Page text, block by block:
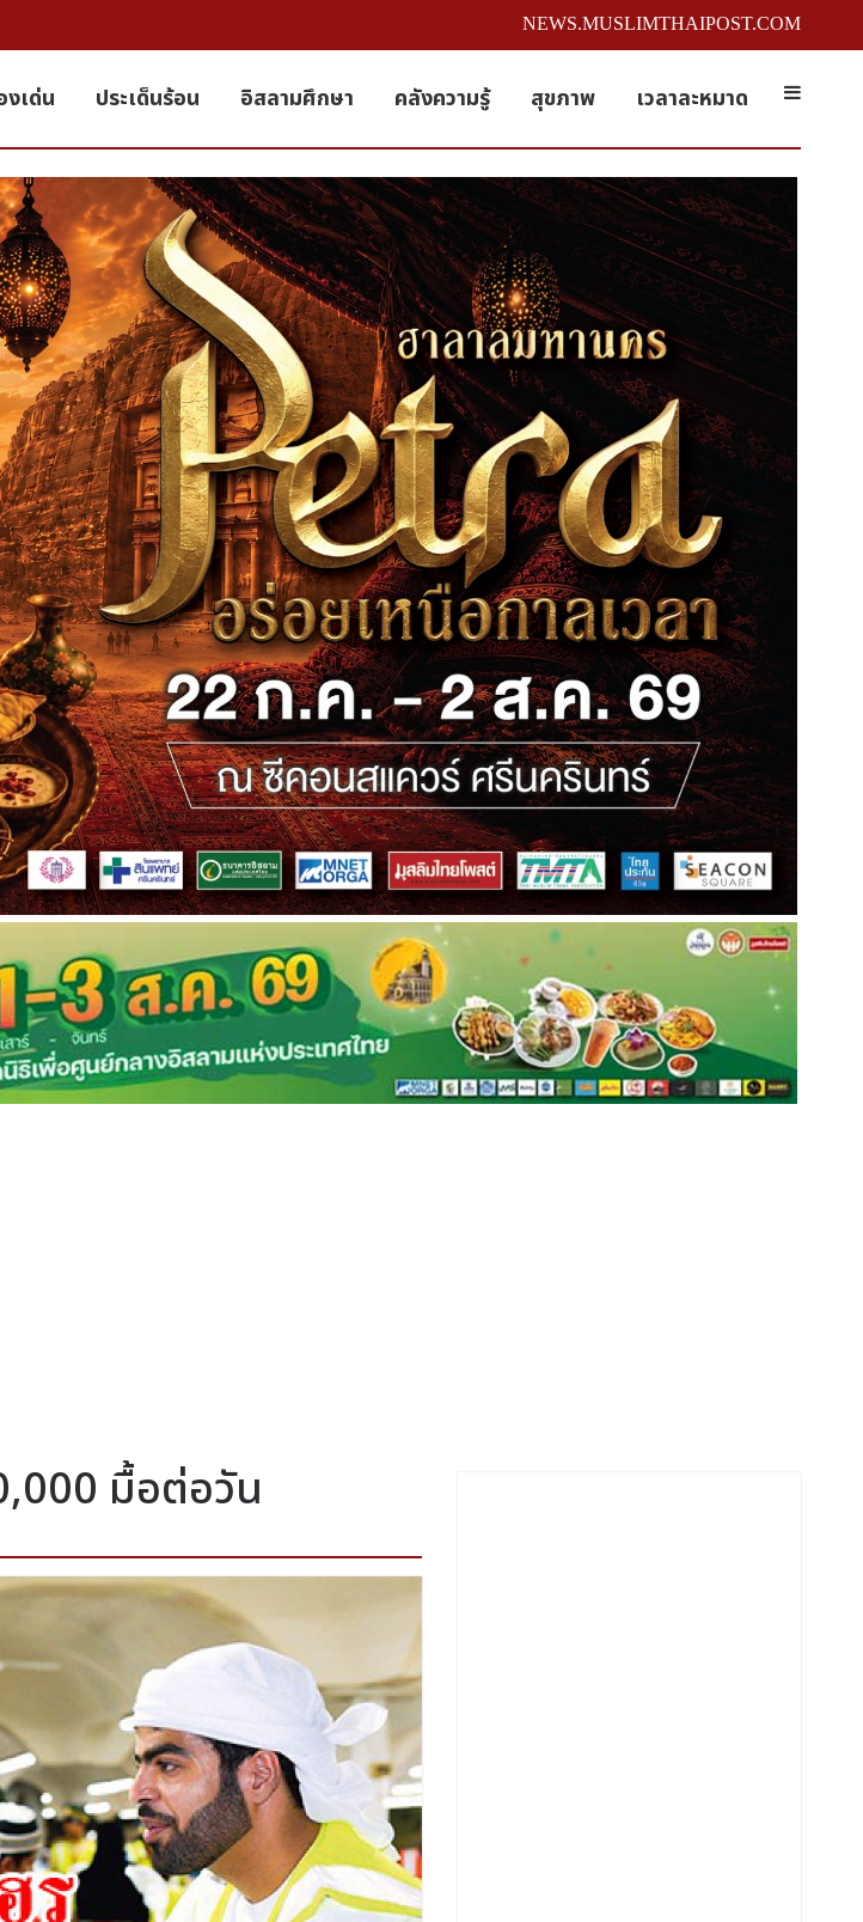
NEWS.MUSLIMTHAIPOST.COM
งเด่น ประเด็นร้อน อิสลามศึกษา คลังความรู้ สุขภาพ เวลาละหมาด
มื้อต่อวัน